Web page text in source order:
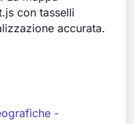
con tasselli
accurata.
-